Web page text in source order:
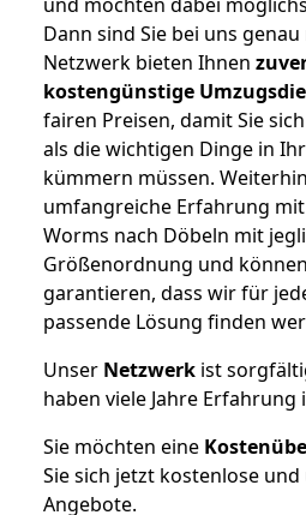
Dann sind Sie bei uns
Netzwerk bieten Ihnen
kostengünstige
fairen Preisen, damit Sie
als die wichtigen Dinge in
kümmern müssen.
umfangreiche Erfahrung
Worms nach Döbeln mit
Größenordnung und
garantieren, dass wir für
passende Lösung finden
Unser Netzwerk ist
haben viele Jahre
Sie möchten eine
Sie sich jetzt kostenlose
Angebote.